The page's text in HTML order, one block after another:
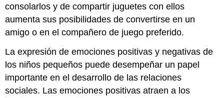
consolarlos y de compartir juguetes con ellos
aumenta sus posibilidades de convertirse en un
amigo o en el compañero de juego preferido.
La expresión de emociones positivas y negativas de
los niños pequeños puede desempeñar un papel
importante en el desarrollo de las relaciones
sociales. Las emociones positivas atraen a los